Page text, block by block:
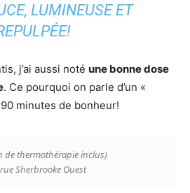
LUMINEUSE ET
j’ai aussi noté une bonne dose
. Ce pourquoi on parle d’un «
minutes de bonheur!
de thermothérapie inclus)
Sherbrooke Ouest